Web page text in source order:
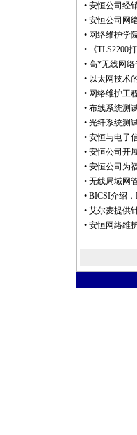
• 安恒公司经
• 安恒公司网
• 网络维护学
•
《TLS2200
• 高*无线网络
• 以太网技术
• 网络维护工
• 布线系统测
• 光纤系统测
• 安恒与电子
• 安恒公司开
• 安恒公司为
• 无线局域网
• BICSI介绍
• 艾尔麦提供
• 安恒网络维